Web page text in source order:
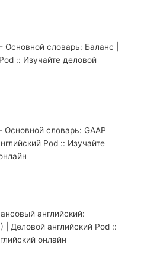
Основной словарь: Баланс |
:: Изучайте деловой
Основной словарь: GAAP
Pod :: Изучайте
английский:
| Деловой английский Pod ::
онлайн